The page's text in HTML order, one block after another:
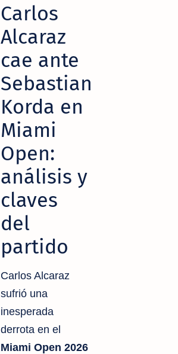
Carlos
Alcaraz
cae ante
Sebastian
Korda en
Miami
Open:
análisis y
claves
del
partido
Carlos Alcaraz
sufrió una
inesperada
derrota en el
Miami Open 2026